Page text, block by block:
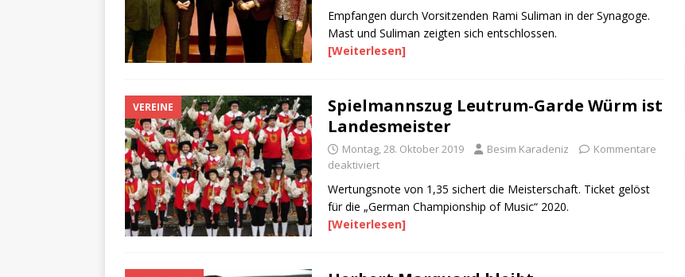
Empfangen durch Vorsitzenden Rami Suliman in der Synagoge.
Mast und Suliman zeigten sich entschlossen.
[Weiterlesen]
VEREINE
Spielmannszug Leutrum-Garde Würm ist
Landesmeister
Montag, 28. Oktober 2019 Besim Karadeniz
Kommentare
deaktiviert
Wertungsnote von 1,35 sichert die Meisterschaft. Ticket gelöst
für die „German Championship of Music“ 2020.
[Weiterlesen]